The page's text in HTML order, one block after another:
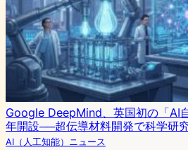
Google DeepMind、英国初の「AI
年開設──超伝導材料開発で科学研
AI（人工知能）ニュース